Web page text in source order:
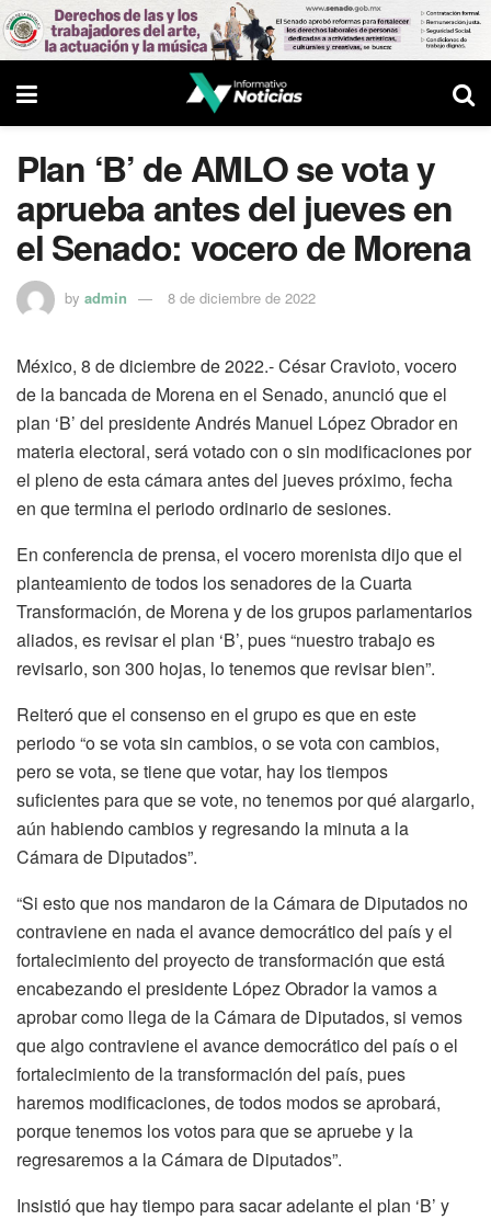
Plan ‘B’ de AMLO se vota y
aprueba antes del jueves en
el Senado: vocero de Morena
by admin 8 de diciembre de 2022
México, 8 de diciembre de 2022.- César Cravioto, vocero
de la bancada de Morena en el Senado, anunció que el
plan ‘B’ del presidente Andrés Manuel López Obrador en
materia electoral, será votado con o sin modificaciones por
el pleno de esta cámara antes del jueves próximo, fecha
en que termina el periodo ordinario de sesiones.
En conferencia de prensa, el vocero morenista dijo que el
planteamiento de todos los senadores de la Cuarta
Transformación, de Morena y de los grupos parlamentarios
aliados, es revisar el plan ‘B’, pues “nuestro trabajo es
revisarlo, son 300 hojas, lo tenemos que revisar bien”.
Reiteró que el consenso en el grupo es que en este
periodo “o se vota sin cambios, o se vota con cambios,
pero se vota, se tiene que votar, hay los tiempos
suficientes para que se vote, no tenemos por qué alargarlo,
aún habiendo cambios y regresando la minuta a la
Cámara de Diputados”.
“Si esto que nos mandaron de la Cámara de Diputados no
contraviene en nada el avance democrático del país y el
fortalecimiento del proyecto de transformación que está
encabezando el presidente López Obrador la vamos a
aprobar como llega de la Cámara de Diputados, si vemos
que algo contraviene el avance democrático del país o el
fortalecimiento de la transformación del país, pues
haremos modificaciones, de todos modos se aprobará,
porque tenemos los votos para que se apruebe y la
regresaremos a la Cámara de Diputados”.
Insistió que hay tiempo para sacar adelante el plan ‘B’ y